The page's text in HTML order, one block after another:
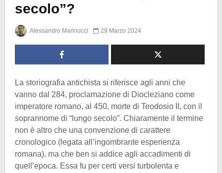
secolo”?
Alessandro Marinucci 29 Marzo 2024
La storiografia antichista si riferisce agli anni che
vanno dal 284, proclamazione di Diocleziano come
imperatore romano, al 450, morte di Teodosio II, con il
soprannome di “lungo secolo”. Chiaramente il termine
non è altro che una convenzione di carattere
cronologico (legata all’ingombrante esperienza
romana), ma che ben si addice agli accadimenti di
quell’epoca. Essa fu per certi versi turbolenta e